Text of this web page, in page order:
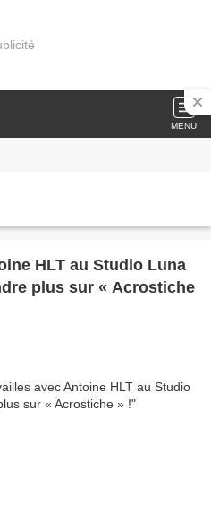
MENU
HLT au Studio Luna
plus sur « Acrostiche